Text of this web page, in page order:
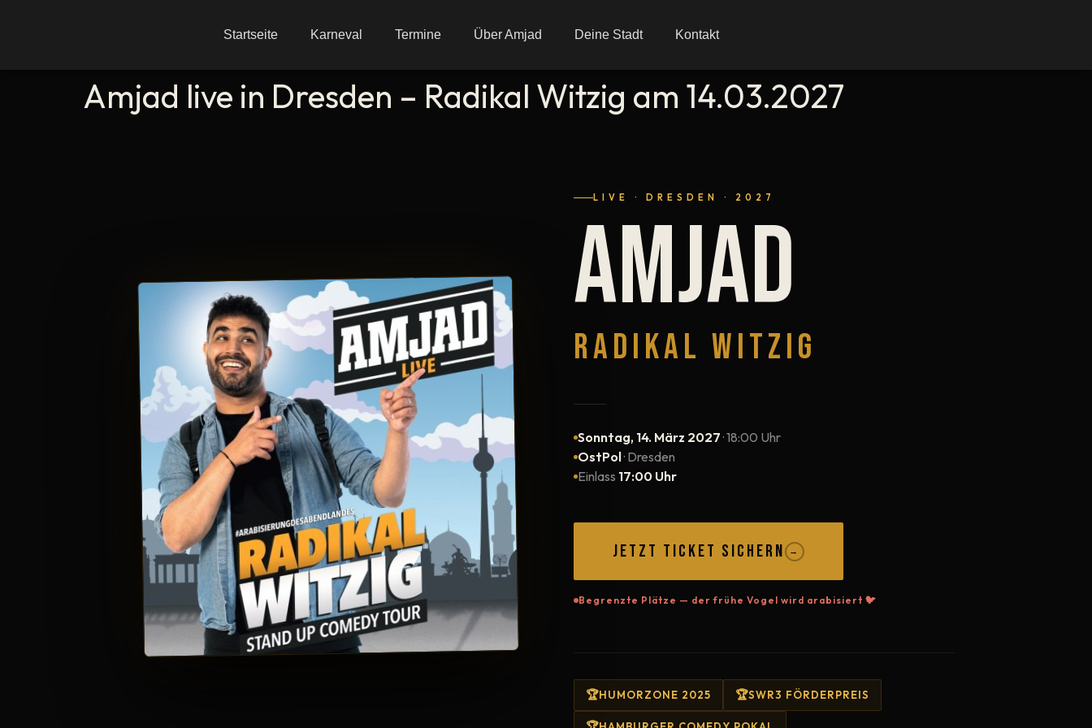
Startseite Karneval Termine Über Amjad Deine Stadt Kontakt
Amjad live in Dresden – Radikal Witzig am 14.03.2027
LIVE · DRESDEN · 2027
AMJAD
RADIKAL WITZIG
Sonntag, 14. März 2027· 18:00 Uhr
OstPol· Dresden
Einlass 17:00 Uhr
JETZT TICKET SICHERN →
Begrenzte Plätze — der frühe Vogel wird arabisiert 🐦
HUMORZONE 2025 SWR3 FÖRDERPREIS